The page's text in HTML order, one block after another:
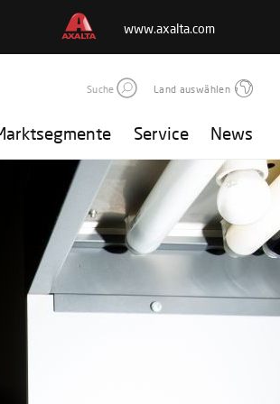
www.axalta.com
Suche Land auswählen
Service News